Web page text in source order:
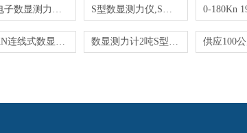
S型电子数显测力计0.01-500kn哪家精度高 S型数显测力仪,S型数字测力计2-300Kn
200KN连线式数显压力计价格 数显测力计2吨S型外置式数显测力计